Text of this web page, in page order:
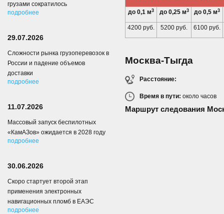
до 0,1 м3 до 0,25 м3 до 0,5 м3
4200 руб. 5200 руб. 6100 руб.
Москва-Тыгда
Расстояние:
Время в пути: около часов
Маршрут следования
грузами сократилось
подробнее
29.07.2026
Сложности рынка грузоперевозок в
России и падение объемов
доставки
подробнее
11.07.2026
Массовый запуск беспилотных
«КамАЗов» ожидается в 2028 году
подробнее
30.06.2026
Скоро стартует второй этап
применения электронных
навигационных пломб в ЕАЭС
подробнее